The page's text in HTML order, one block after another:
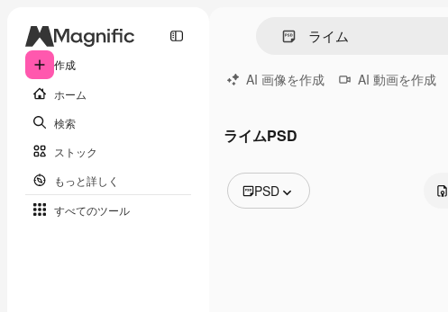
作成
ホーム
検索
ストック
もっと詳しく
すべてのツール
AI 画像を作成 AI 動画を作成
ライムPSD
PSD